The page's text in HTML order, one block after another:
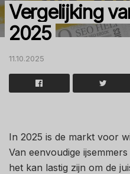
Vergelijking
2025
11.10.2025
In 2025 is de markt voor
Van eenvoudige
het kan lastig zijn om de